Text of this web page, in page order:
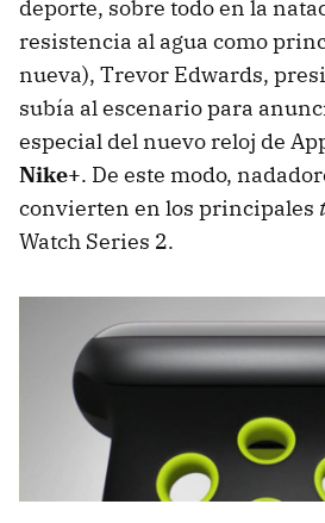
deporte, sobre todo en la
resistencia al agua como
nueva), Trevor Edwards,
subía al escenario para
especial del nuevo reloj de
Nike+. De este modo,
convierten en los principales
Watch Series 2.